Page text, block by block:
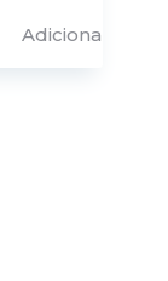
Adicionar